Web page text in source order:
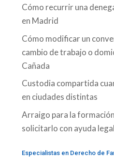
Cómo recurrir una
en Madrid
Cómo modificar un
cambio de trabajo o
Cañada
Custodia compartida
en ciudades distintas
Arraigo para la
solicitarlo con ayuda legal
Especialistas en Derecho de